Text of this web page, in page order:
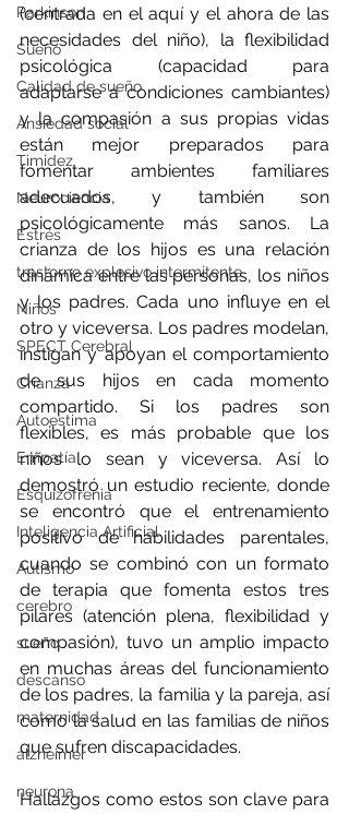
Parkinson
Sueño
Calidad de sueño
Ansiedad social
Timidez
Neurociencia
Estrés
trastorno explosivo intermitente
Niños
SPECT Cerebral
Crianza
Autoestima
Empatía
Esquizofrenia
Inteligencia Artificial
Autismo
cerebro
sueño
descanso
maternidad
alzheimer
neurona
(centrada en el aquí y el ahora de las
necesidades del niño), la flexibilidad
psicológica (capacidad para
adaptarse a condiciones cambiantes)
y la compasión a sus propias vidas
están mejor preparados para
fomentar ambientes familiares
adecuados, y también son
psicológicamente más sanos. La
crianza de los hijos es una relación
dinámica entre las personas, los niños
y los padres. Cada uno influye en el
otro y viceversa. Los padres modelan,
instigan y apoyan el comportamiento
de sus hijos en cada momento
compartido. Si los padres son
flexibles, es más probable que los
niños lo sean y viceversa. Así lo
demostró un estudio reciente, donde
se encontró que el entrenamiento
positivo de habilidades parentales,
cuando se combinó con un formato
de terapia que fomenta estos tres
pilares (atención plena, flexibilidad y
compasión), tuvo un amplio impacto
en muchas áreas del funcionamiento
de los padres, la familia y la pareja, así
como la salud en las familias de niños
que sufren discapacidades.
Hallazgos como estos son clave para